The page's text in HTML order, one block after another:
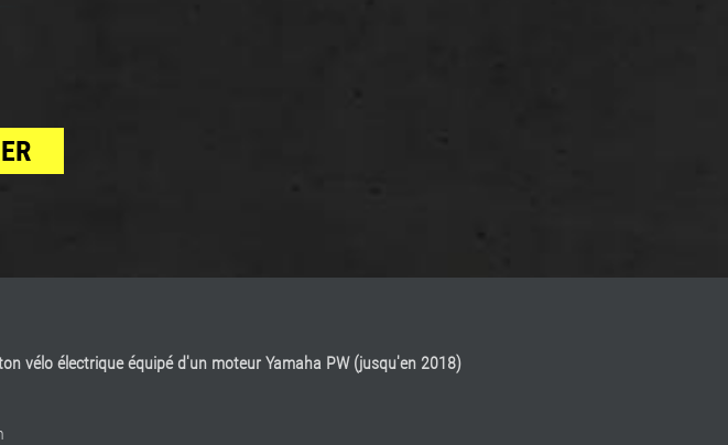
vélo électrique équipé d'un moteur Yamaha PW (jusqu'en 2018)